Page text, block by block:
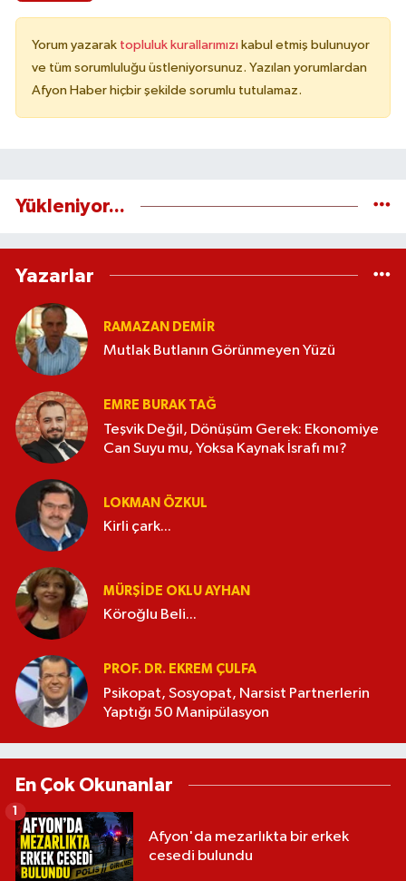
Yorum yazarak topluluk kurallarımızı kabul etmiş bulunuyor
ve tüm sorumluluğu üstleniyorsunuz. Yazılan yorumlardan
Afyon Haber hiçbir şekilde sorumlu tutulamaz.
Yükleniyor...
Yazarlar
RAMAZAN DEMİR
Mutlak Butlanın Görünmeyen Yüzü
EMRE BURAK TAĞ
Teşvik Değil, Dönüşüm Gerek: Ekonomiye
Can Suyu mu, Yoksa Kaynak İsrafı mı?
LOKMAN ÖZKUL
Kirli çark...
MÜRŞIDE OKLU AYHAN
Köroğlu Beli...
PROF. DR. EKREM ÇULFA
Psikopat, Sosyopat, Narsist Partnerlerin
Yaptığı 50 Manipülasyon
En Çok Okunanlar
Afyon'da mezarlıkta bir erkek
cesedi bulundu
1